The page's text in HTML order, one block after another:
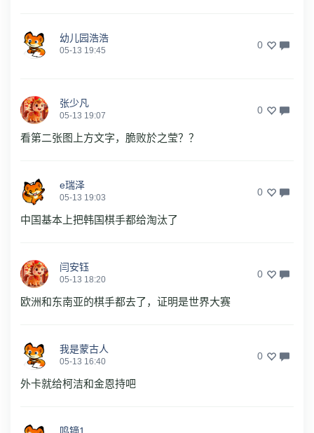
幼儿园浩浩
05-13 19:45 0
张少凡
05-13 19:07 0
看第二张图上方文字，脆败於之莹？？
e瑞泽
05-13 19:03 0
中国基本上把韩国棋手都给淘汰了
闫安钰
05-13 18:20 0
欧洲和东南亚的棋手都去了，证明是世界大赛
我是蒙古人
05-13 16:40 0
外卡就给柯洁和金恩持吧